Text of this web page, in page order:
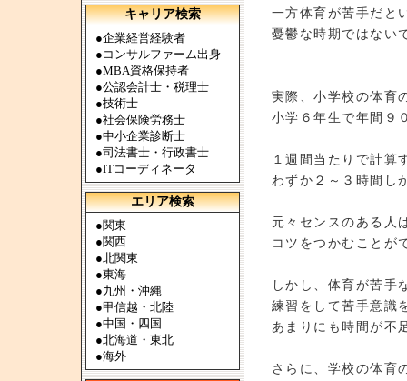
キャリア検索
●企業経営経験者
● コンサルファーム出身
●MBA資格保持者
●公認会計士・税理士
●技術士
●社会保険労務士
●中小企業診断士
●司法書士・行政書士
●ITコーディネータ
エリア検索
●関東
●関西
●北関東
●東海
●九州・沖縄
●甲信越・北陸
●中国・四国
●北海道・東北
●海外
一方体育が苦手だと
憂鬱な時期ではない
実際、小学校の体育
小学６年生で年間９
１週間当たりで計算
わずか２～３時間し
元々センスのある人
コツをつかむことが
しかし、体育が苦手
練習をして苦手意識
あまりにも時間が不
さらに、学校の体育